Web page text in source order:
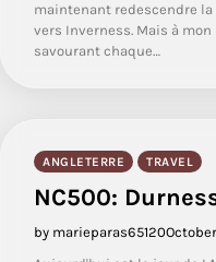
maintenant redescendre
vers Inverness. Mais à
savourant chaque…
ANGLETERRE TRAVEL
NC500:
by marieparas65120